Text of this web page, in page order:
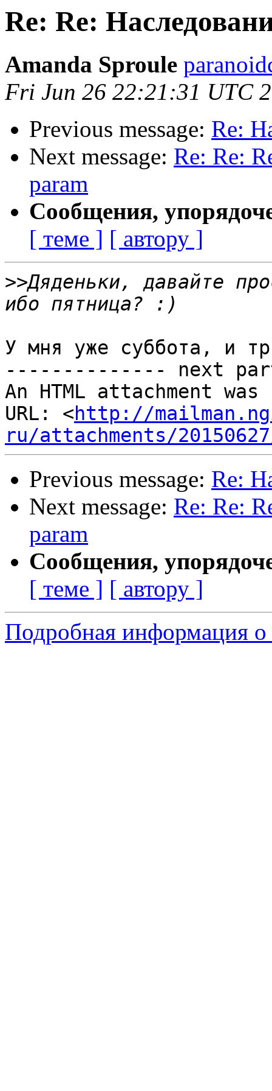
Re: Re:
Amanda Sproule
Fri Jun 26 22:21:31 UTC
Previous message: Re:
Next message: Re: Re:
param
Сообщения,
[ теме ] [ автору ]
>>Дяденьки, давайте
У мня уже суббота, и
-------------- next
An HTML attachment
URL: <http://
ru/attachments/
Previous message: Re:
Next message: Re: Re:
param
Сообщения,
[ теме ] [ автору ]
Подробная информация